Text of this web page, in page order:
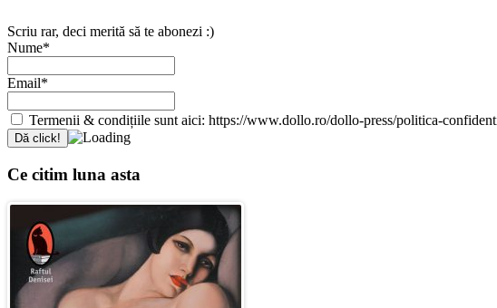
Scriu rar, deci merită să te abonezi :)
Nume*
Email*
Termenii & condițiile sunt aici: https://www.dollo.ro/dollo-press/politica-
Ce citim luna asta